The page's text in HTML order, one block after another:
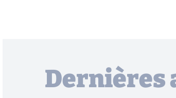
Dernières